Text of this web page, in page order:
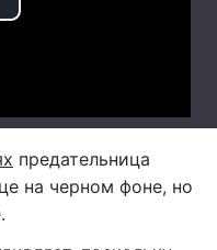
предательница
на черном фоне, но